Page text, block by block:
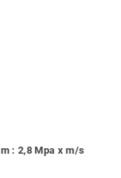
: 2,8 Mpa x m/s